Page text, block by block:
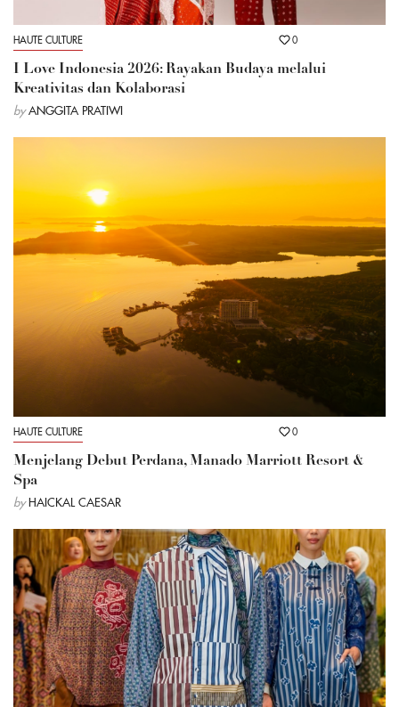
HAUTE CULTURE 0
I Love Indonesia 2026: Rayakan Budaya melalui
Kreativitas dan Kolaborasi
by ANGGITA PRATIWI
HAUTE CULTURE 0
Menjelang Debut Perdana, Manado Marriott Resort &
Spa
by HAICKAL CAESAR